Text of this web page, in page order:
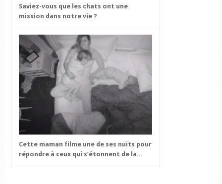
Saviez-vous que les chats ont une
mission dans notre vie ?
Cette maman filme une de ses nuits pour
répondre à ceux qui s’étonnent de la...